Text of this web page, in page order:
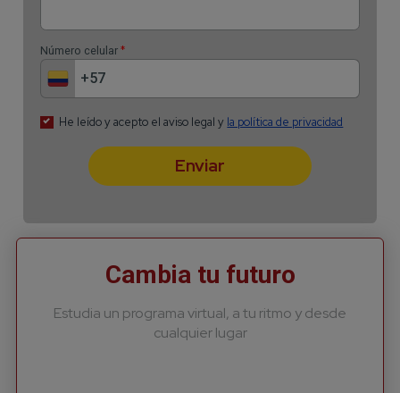
Cambia tu futuro
Estudia un programa virtual, a tu ritmo y desde
cualquier lugar